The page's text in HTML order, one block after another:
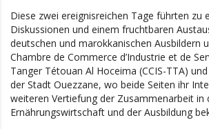
Diese zwei ereignisreichen Tage führten zu
Diskussionen und einem fruchtbaren
deutschen und marokkanischen Ausbildern
Chambre de Commerce d’Industrie et de
Tanger Tétouan Al Hoceima (CCIS-TTA)
der Stadt Ouezzane, wo beide Seiten ihr
weiteren Vertiefung der Zusammenarbeit in
Ernährungswirtschaft und der Ausbildung